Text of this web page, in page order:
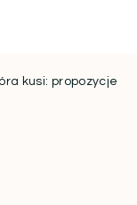
kusi: propozycje